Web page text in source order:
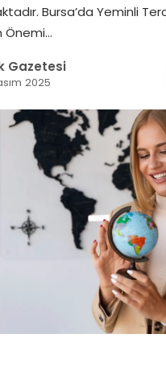
Bursa’da Yeminli
Önemi…
Gazetesi
2025